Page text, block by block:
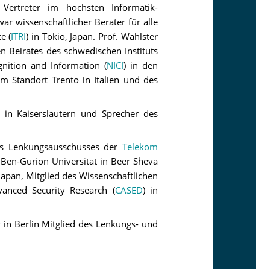
im höchsten Informatik-
wissenschaftlicher Berater für alle
(ITRI) in Tokio, Japan. Prof. Wahlster
Beirates des schwedischen Instituts
and Information (NICI) in den
Standort Trento in Italien und des
in Kaiserslautern und Sprecher des
der Telekom
Gurion Universität in Beer Sheva
Mitglied des Wissenschaftlichen
Security Research (CASED) in
Berlin Mitglied des Lenkungs- und